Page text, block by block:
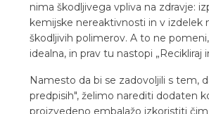
nima škodljivega vpliva na zdravje:
kemijske nereaktivnosti in v izdelek
škodljivih polimerov. A to ne
idealna, in prav tu nastopi „Recikliraj
Namesto da bi se zadovoljili s tem,
predpisih", želimo narediti dodaten
proizvedeno embalažo izkoristiti